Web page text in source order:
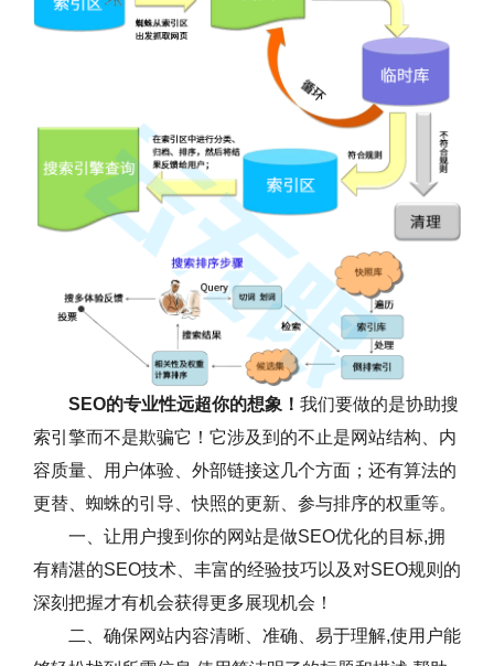
SEO的专业性远超你的想象！ 我们要做的是协助搜
索引擎而不是欺骗它！它涉及到的不止是网站结构、内
容质量、用户体验、外部链接这几个方面；还有算法的
更替、蜘蛛的引导、快照的更新、参与排序的权重等。
一、让用户搜到你的网站是做SEO优化的目标,拥
有精湛的SEO技术、丰富的经验技巧以及对SEO规则的
深刻把握才有机会获得更多展现机会！
二、确保网站内容清晰、准确、易于理解,使用户能